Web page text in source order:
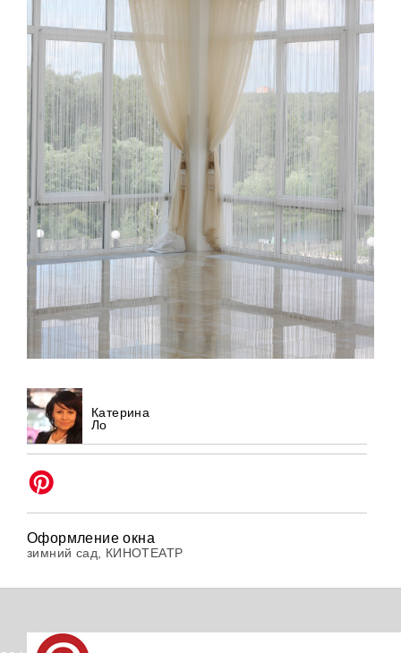
Катерина
Ло
Оформление окна
зимний сад, КИНОТЕАТР